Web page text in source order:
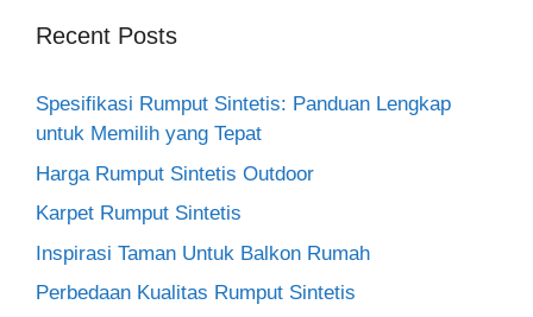
Recent Posts
Spesifikasi Rumput Sintetis: Panduan Lengkap
untuk Memilih yang Tepat
Harga Rumput Sintetis Outdoor
Karpet Rumput Sintetis
Inspirasi Taman Untuk Balkon Rumah
Perbedaan Kualitas Rumput Sintetis